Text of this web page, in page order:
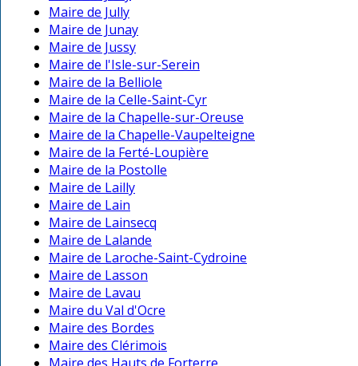
Maire de Jully
Maire de Junay
Maire de Jussy
Maire de l'Isle-sur-Serein
Maire de la Belliole
Maire de la Celle-Saint-Cyr
Maire de la Chapelle-sur-Oreuse
Maire de la Chapelle-Vaupelteigne
Maire de la Ferté-Loupière
Maire de la Postolle
Maire de Lailly
Maire de Lain
Maire de Lainsecq
Maire de Lalande
Maire de Laroche-Saint-Cydroine
Maire de Lasson
Maire de Lavau
Maire du Val d'Ocre
Maire des Bordes
Maire des Clérimois